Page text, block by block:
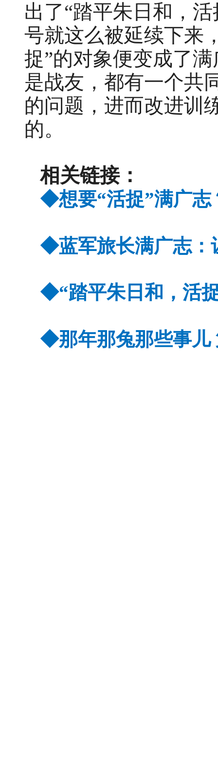
出了“踏平朱日和，
号就这么被延续下来
捉”的对象便变成了
是战友，都有一个共
的问题，进而改进训
的。
相关链接：
◆想要“活捉”满广志
◆蓝军旅长满广志
◆“踏平朱日和，活
◆那年那兔那些事